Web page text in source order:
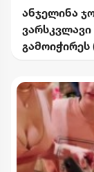
ანჯელინა